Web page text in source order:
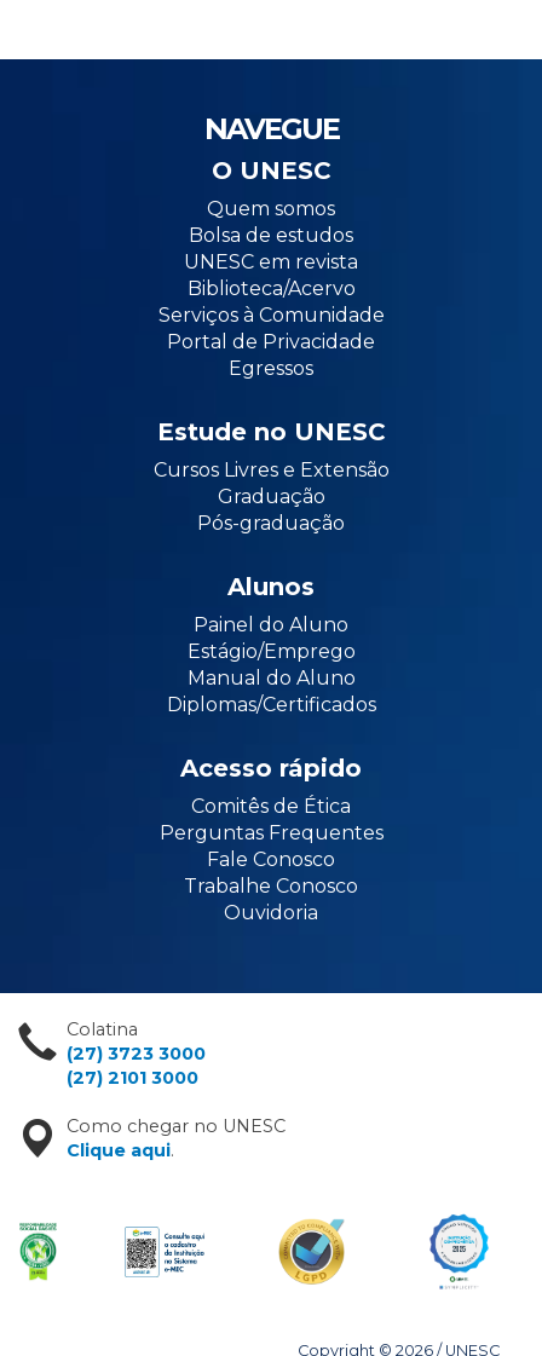
NAVEGUE
O UNESC
Quem somos
Bolsa de estudos
UNESC em revista
Biblioteca/Acervo
Serviços à Comunidade
Portal de Privacidade
Egressos
Estude no UNESC
Cursos Livres e Extensão
Graduação
Pós-graduação
Alunos
Painel do Aluno
Estágio/Emprego
Manual do Aluno
Diplomas/Certificados
Acesso rápido
Comitês de Ética
Perguntas Frequentes
Fale Conosco
Trabalhe Conosco
Ouvidoria
Colatina
(27) 3723 3000
(27) 2101 3000
Como chegar no UNESC
Clique aqui.
Copyright © 2026 / UNESC